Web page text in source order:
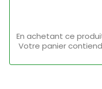
En achetant ce
Votre panier